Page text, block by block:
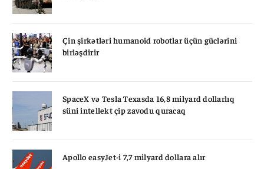
Çin şirkətləri humanoid robotlar üçün güclərini
birləşdirir
SpaceX və Tesla Texasda 16,8 milyard dollarlıq
süni intellekt çip zavodu quracaq
Apollo easyJet-i 7,7 milyard dollara alır